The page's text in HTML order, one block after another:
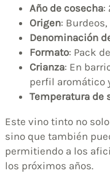
Año de cosecha:
Origen:
Denominación
Formato: Pack
Crianza: En
perfil aromático
Temperatura de
Este vino tinto no
sino que también
permitiendo a los
los próximos años.